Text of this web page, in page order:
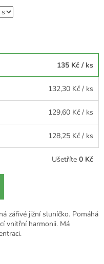
135 Kč / ks
132,30 Kč / ks
129,60 Kč / ks
128,25 Kč / ks
Ušetříte 0 Kč
zářivé jižní sluníčko. Pomáhá
vnitřní harmonii. Má